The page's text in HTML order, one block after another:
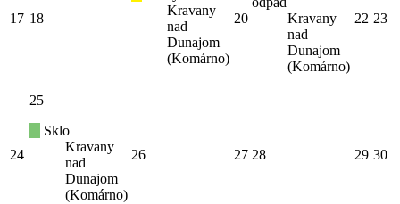
17 18
Kravany
nad
Dunajom
(Komárno)
20
Kravany
nad
Dunajom
(Komárno)
22 23
24
25
Sklo
Kravany
nad
Dunajom
(Komárno)
26 27 28 29 30